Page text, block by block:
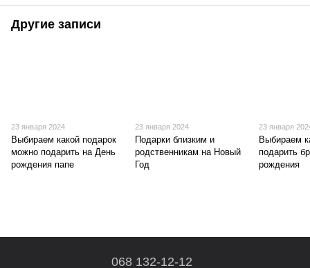
Другие записи
23 января 2024
Выбираем какой подарок
можно подарить на День
рождения папе
23 января 2024
Подарки близким и
родственникам на Новый
Год
23 января
Выбираем
подарить
рождения
068 132-12-12